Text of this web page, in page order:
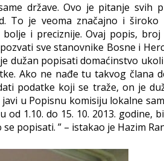
države. Ovo je pitanje svih
To je veoma značajno i široko
i preciznije. Ovaj popis, broj
sve stanovnike Bosne i
dužan popisati domaćinstvo
Ako ne nađe tu takvog člana
podatke koji se traže, on je
u Popisnu komisiju lokalne
1.10. do 15. 10. 2013. godine,
popisati. ” – istakao je Hazim